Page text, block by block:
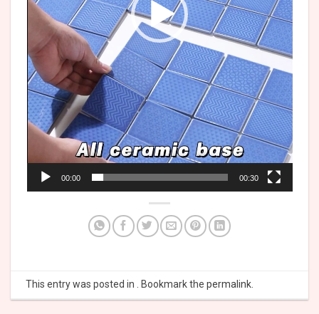
00:00 00:30
This entry was posted in . Bookmark the permalink.